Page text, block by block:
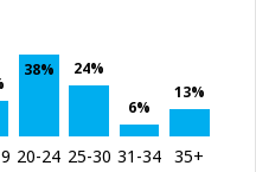
38%
24%
6%
13%
20-24 25-30 31-34 35+